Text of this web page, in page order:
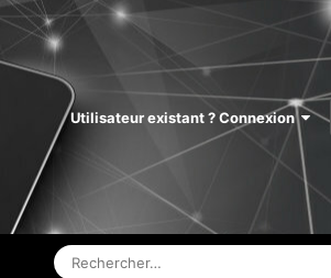
Utilisateur existant ? Connexion